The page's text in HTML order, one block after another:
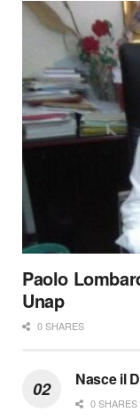
Paolo
Unap
0 SHARES
Nasce il
0 SHARES